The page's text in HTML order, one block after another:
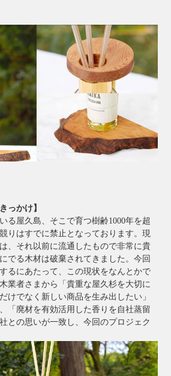
っかけ】
る屋久島、そこで育つ樹齢1000年を超
りはすでに禁止となっております。現
、それ以前に流通したもので非常に貴
でる木材は破棄されてきました。今回
るにあたって、この現状をなんとかで
業者さまから「貴重な屋久杉を大切に
けでなく新しい商品を生み出したい」
「廃材を有効活用した香りを自社蒸留
との思いが一致し、今回のプロジェク